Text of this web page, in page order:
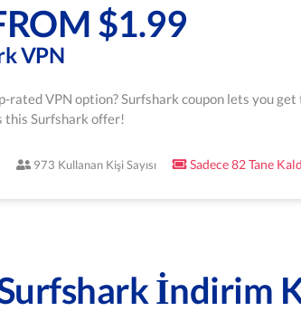
$1.99
VPN
rated VPN option? Surfshark coupon lets you
this Surfshark offer!
973 Kullanan Kişi Sayısı Sadece 82 Tane
İndirim